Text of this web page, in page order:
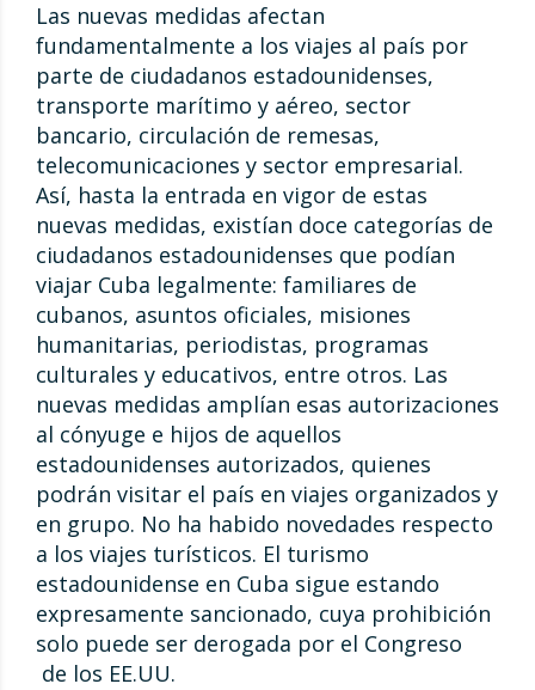
Las nuevas medidas afectan
fundamentalmente a los viajes al país por
parte de ciudadanos estadounidenses,
transporte marítimo y aéreo, sector
bancario, circulación de remesas,
telecomunicaciones y sector empresarial.
Así, hasta la entrada en vigor de estas
nuevas medidas, existían doce categorías de
ciudadanos estadounidenses que podían
viajar Cuba legalmente: familiares de
cubanos, asuntos oficiales, misiones
humanitarias, periodistas, programas
culturales y educativos, entre otros. Las
nuevas medidas amplían esas autorizaciones
al cónyuge e hijos de aquellos
estadounidenses autorizados, quienes
podrán visitar el país en viajes organizados y
en grupo. No ha habido novedades respecto
a los viajes turísticos. El turismo
estadounidense en Cuba sigue estando
expresamente sancionado, cuya prohibición
solo puede ser derogada por el Congreso
de los EE.UU.